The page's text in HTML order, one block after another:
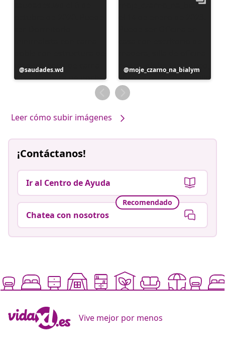
Publicación
realizada
saudades.wd
Publicación
realizada
por
moje_czarno_na_bialym
Leer cómo subir imágenes
¡Contáctanos!
Ir al Centro de Ayuda
Recomendado
Chatea con nosotros
Vive mejor por menos